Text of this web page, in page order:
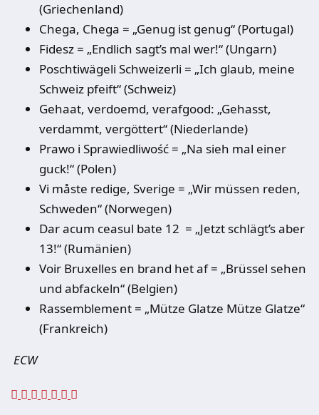
(Griechenland)
Chega, Chega = „Genug ist genug“ (Portugal)
Fidesz = „Endlich sagt’s mal wer!“ (Ungarn)
Poschtiwägeli Schweizerli = „Ich glaub, meine
Schweiz pfeift“ (Schweiz)
Gehaat, verdoemd, verafgood: „Gehasst,
verdammt, vergöttert“ (Niederlande)
Prawo i Sprawiedliwość = „Na sieh mal einer
guck!“ (Polen)
Vi måste redige, Sverige = „Wir müssen reden,
Schweden“ (Norwegen)
Dar acum ceasul bate 12 = „Jetzt schlägt’s aber
13!“ (Rumänien)
Voir Bruxelles en brand het af = „Brüssel sehen
und abfackeln“ (Belgien)
Rassemblement = „Mütze Glatze Mütze Glatze“
(Frankreich)
ECW